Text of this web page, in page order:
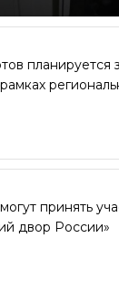
планируется
принять
двор России»